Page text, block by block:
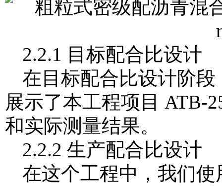
2.2.1 目标配合比设计
在目标配合比设计阶
展示了本工程项目 ATB-
和实际测量结果。
2.2.2 生产配合比设计
在这个工程中，我们